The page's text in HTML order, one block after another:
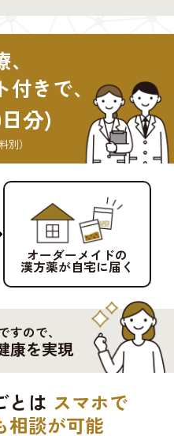
きで、
分)
別）
オーダーメイドの
漢方薬が自宅に届く
すので、
康を実現
とは スマホで
相談が可能